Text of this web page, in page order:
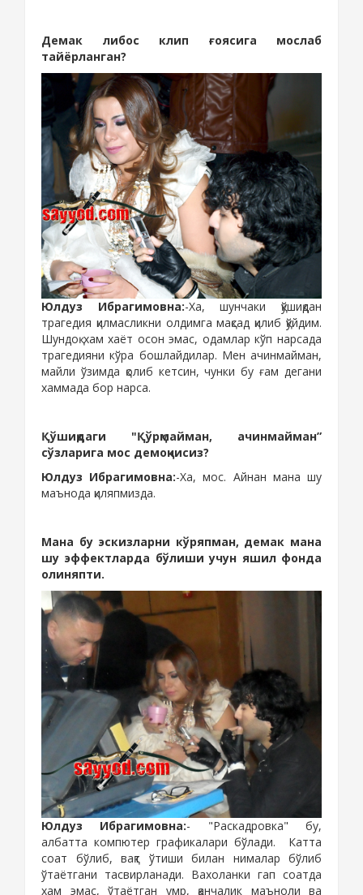
Демак либос клип ғоясига мослаб
тайёрланган?
Юлдуз Ибрагимовна:-Ха, шунчаки қўшиқдан
трагедия қилмасликни олдимга мақсад қилиб қўйдим.
Шундоқ хам хаёт осон эмас, одамлар кўп нарсада
трагедияни кўра бошлайдилар. Мен ачинмайман,
майли ўзимда қолиб кетсин, чунки бу ғам дегани
хаммада бор нарса.
Қўшиқдаги "Қўрқмайман, ачинмайман”
сўзларига мос демоқчисиз?
Юлдуз Ибрагимовна:-Ха, мос. Айнан мана шу
маънода қиляпмизда.
Мана бу эскизларни кўряпман, демак мана
шу эффектларда бўлиши учун яшил фонда
олиняпти.
Юлдуз Ибрагимовна:- "Раскадровка" бу,
албатта компютер графикалари бўлади.
Катта
соат бўлиб, вақт ўтиши билан нималар бўлиб
ўтаётгани тасвирланади. Вахоланки гап соатда
хам эмас, ўтаётган умр, қанчалик маъноли ва